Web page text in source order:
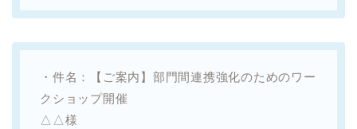
・件名：【ご案内】部門間連携強化のためのワー
クショップ開催
△△様